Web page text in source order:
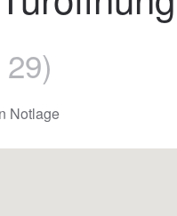
Notlage